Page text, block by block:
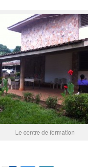
Le centre de formation